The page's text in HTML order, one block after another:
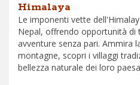
Himalaya
Le imponenti vette
Nepal, offrendo opportunità di
avventure senza pari. Ammira
montagne, scopri i villaggi
bellezza naturale dei loro